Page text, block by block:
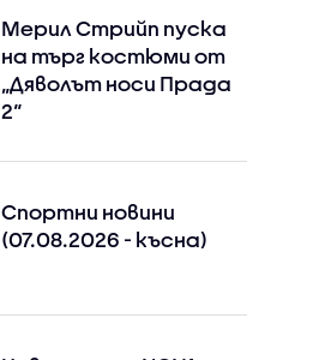
Мерил Стрийп пуска
на търг костюми от
„Дяволът носи Прада
2“
Спортни новини
(07.08.2026 - късна)